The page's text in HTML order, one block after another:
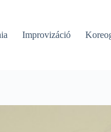
Improvizáció